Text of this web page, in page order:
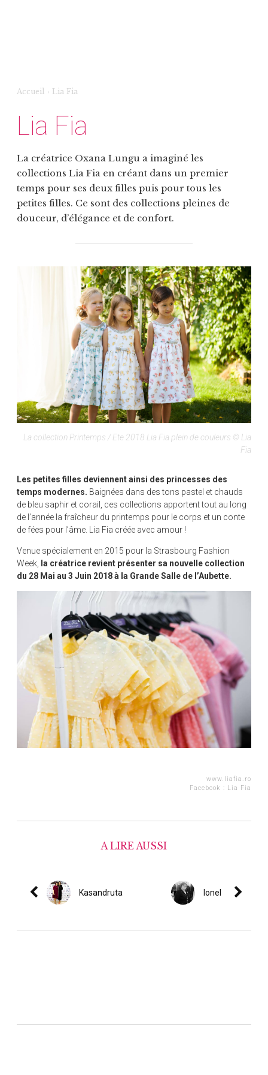
Accueil › Lia Fia
Lia Fia
La créatrice Oxana Lungu a imaginé les
collections Lia Fia en créant dans un premier
temps pour ses deux filles puis pour tous les
petites filles. Ce sont des collections pleines de
douceur, d’élégance et de confort.
La collection Printemps / Ete 2018 Lia Fia plein de couleurs © Lia
Fia
Les petites filles deviennent ainsi des princesses des
temps modernes. Baignées dans des tons pastel et chauds
de bleu saphir et corail, ces collections apportent tout au long
de l’année la fraîcheur du printemps pour le corps et un conte
de fées pour l’âme. Lia Fia créée avec amour !
Venue spécialement en 2015 pour la Strasbourg Fashion
Week, la créatrice revient présenter sa nouvelle collection
du 28 Mai au 3 Juin 2018 à la Grande Salle de l’Aubette.
www.liafia.ro
Facebook : Lia Fia
A LIRE AUSSI
Kasandruta Ionel